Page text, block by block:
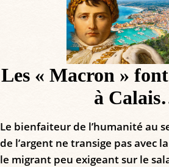
Les « Macron »
à
Le bienfaiteur de l’humanité au
de l’argent ne transige pas avec
le migrant peu exigeant sur le